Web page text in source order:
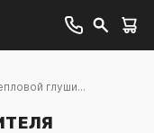
глуши...